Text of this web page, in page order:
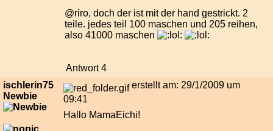
@riro, doch der ist mit der hand gestrickt. 2
teile. jedes teil 100 maschen und 205 reihen,
also 41000 maschen
Antwort 4
ischlerin75
Newbie
erstellt am: 29/1/2009 um
09:41
Hallo MamaEichi!